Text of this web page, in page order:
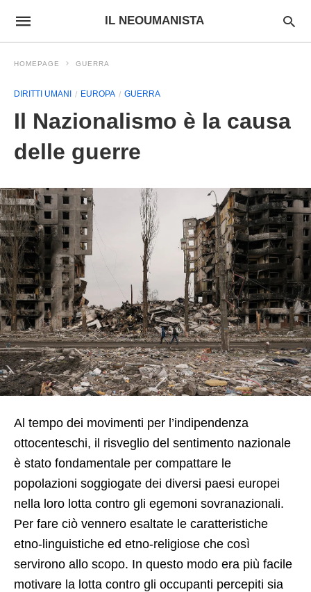
IL NEOUMANISTA
HOMEPAGE GUERRA
DIRITTI UMANI EUROPA GUERRA
Il Nazionalismo è la causa
delle guerre
Al tempo dei movimenti per l’indipendenza
ottocenteschi, il risveglio del sentimento nazionale
è stato fondamentale per compattare le
popolazioni soggiogate dei diversi paesi europei
nella loro lotta contro gli egemoni sovranazionali.
Per fare ciò vennero esaltate le caratteristiche
etno-linguistiche ed etno-religiose che così
servirono allo scopo. In questo modo era più facile
motivare la lotta contro gli occupanti percepiti sia